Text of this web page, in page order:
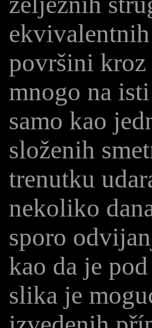
površini kroz
mnogo na
samo kao
složenih
trenutku
nekoliko
sporo
kao da je
slika je